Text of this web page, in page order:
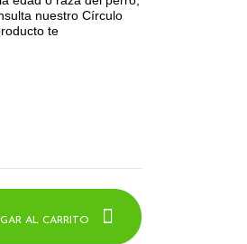
nuestro Círculo
te
AL CARRITO